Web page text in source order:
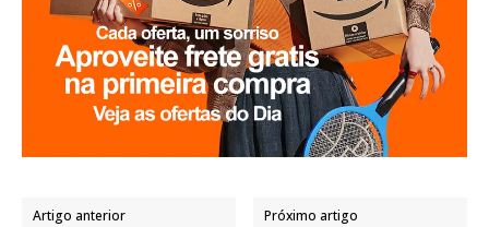
Artigo anterior Próximo artigo